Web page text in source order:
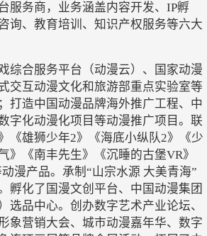
服务商，业务涵盖内容开发、IP孵
询、教育培训、知识产权服务等六大
综合服务平台（动漫云）、国家动漫
交互动漫文化和旅游部重点实验室等
打造中国动漫品牌海外推广工程、中
字化动漫化项目等动漫推广项目。联
《雄狮少年2》《海底小纵队2》《少
》《南丰先生》《沉睡的古堡VR》
动漫产品。承制“山宗水源 大美青海”
孵化了国漫文创平台、中国动漫集团
选品中心。创办数字艺术产业论坛、
象营销大会、城市动漫嘉年华、数字